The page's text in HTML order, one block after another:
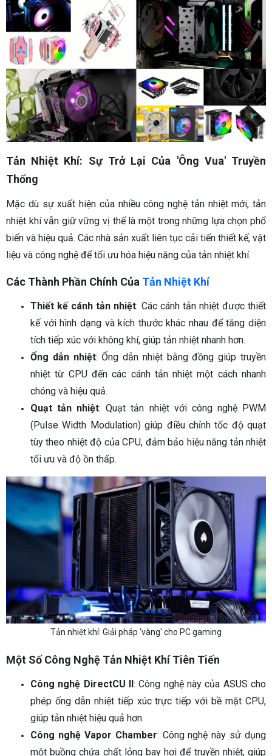
Tản Nhiệt Khí: Sự Trở Lại Của 'Ông Vua' Truyền
Thống
Mặc dù sự xuất hiện của nhiều công nghệ tản nhiệt mới, tản
nhiệt khí vẫn giữ vững vị thế là một trong những lựa chọn phổ
biến và hiệu quả. Các nhà sản xuất liên tục cải tiến thiết kế, vật
liệu và công nghệ để tối ưu hóa hiệu năng của tản nhiệt khí.
Các Thành Phần Chính Của Tản Nhiệt Khí
Thiết kế cánh tản nhiệt: Các cánh tản nhiệt được thiết
kế với hình dạng và kích thước khác nhau để tăng diện
tích tiếp xúc với không khí, giúp tản nhiệt nhanh hơn.
Ống dẫn nhiệt: Ống dẫn nhiệt bằng đồng giúp truyền
nhiệt từ CPU đến các cánh tản nhiệt một cách nhanh
chóng và hiệu quả.
Quạt tản nhiệt: Quạt tản nhiệt với công nghệ PWM
(Pulse Width Modulation) giúp điều chỉnh tốc độ quạt
tùy theo nhiệt độ của CPU, đảm bảo hiệu năng tản nhiệt
tối ưu và độ ồn thấp.
Tản nhiệt khí: Giải pháp 'vàng' cho PC gaming
Một Số Công Nghệ Tản Nhiệt Khí Tiên Tiến
Công nghệ DirectCU II: Công nghệ này của ASUS cho
phép ống dẫn nhiệt tiếp xúc trực tiếp với bề mặt CPU,
giúp tản nhiệt hiệu quả hơn.
Công nghệ Vapor Chamber: Công nghệ này sử dụng
một buồng chứa chất lỏng bay hơi để truyền nhiệt, giúp